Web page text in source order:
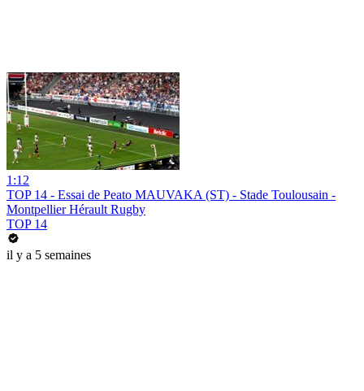
1:12
TOP 14 - Essai de Peato MAUVAKA (ST) - Stade Toulousain -
Montpellier Hérault Rugby
TOP 14
il y a 5 semaines